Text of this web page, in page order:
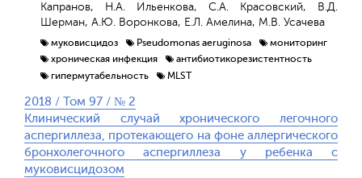
Капранов, Н.А. Ильенкова, С.А. Красовский, В.Д.
Шерман, А.Ю. Воронкова, Е.Л. Амелина, М.В. Усачева
муковисцидоз Pseudomonas aeruginosa
мониторинг
хроническая инфекция
антибиотикорезистентность
гипермутабельность
MLST
2018 / Том 97 / № 2
Клинический случай хронического легочного
аспергиллеза, протекающего на фоне аллергического
бронхолегочного аспергиллеза у ребенка с
муковисцидозом